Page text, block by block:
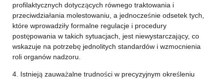
profilaktycznych dotyczących równego traktowania i
przeciwdziałania molestowaniu, a jednocześnie odsetek tych,
które wprowadziły formalne regulacje i procedury
postępowania w takich sytuacjach, jest niewystarczający, co
wskazuje na potrzebę jednolitych standardów i wzmocnienia
roli organów nadzoru.
4. Istnieją zauważalne trudności w precyzyjnym określeniu